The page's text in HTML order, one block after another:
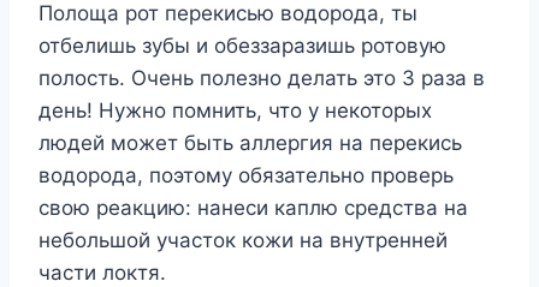
Полоща рот перекисью водорода, ты
отбелишь зубы и обеззаразишь ротовую
полость. Очень полезно делать это 3 раза в
день! Нужно помнить, что у некоторых
людей может быть аллергия на перекись
водорода, поэтому обязательно проверь
свою реакцию: нанеси каплю средства на
небольшой участок кожи на внутренней
части локтя.